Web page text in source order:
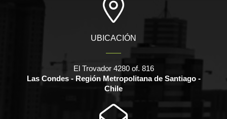
UBICACIÓN
El Trovador 4280 of. 816
Las Condes - Región Metropolitana de Santiago -
Chile